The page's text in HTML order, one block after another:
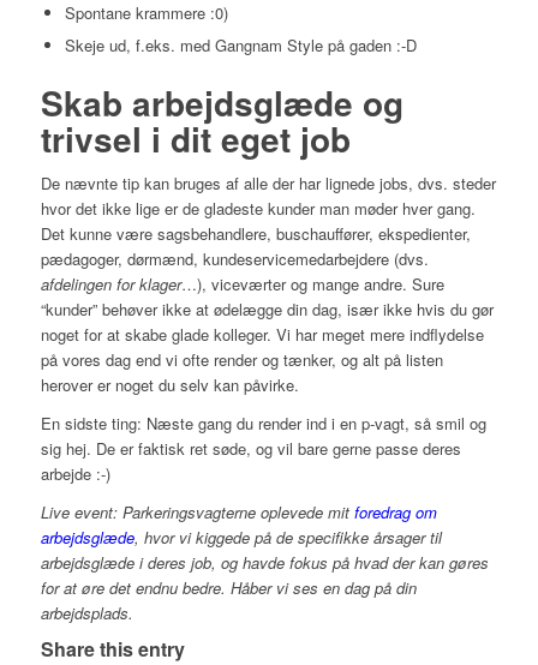
Spontane krammere :0)
Skeje ud, f.eks. med Gangnam Style på gaden :-D
Skab arbejdsglæde og
trivsel i dit eget job
De nævnte tip kan bruges af alle der har lignede jobs, dvs. steder
hvor det ikke lige er de gladeste kunder man møder hver gang.
Det kunne være sagsbehandlere, buschauffører, ekspedienter,
pædagoger, dørmænd, kundeservicemedarbejdere (dvs.
afdelingen for klager…), viceværter og mange andre. Sure
“kunder” behøver ikke at ødelægge din dag, især ikke hvis du gør
noget for at skabe glade kolleger. Vi har meget mere indflydelse
på vores dag end vi ofte render og tænker, og alt på listen
herover er noget du selv kan påvirke.
En sidste ting: Næste gang du render ind i en p-vagt, så smil og
sig hej. De er faktisk ret søde, og vil bare gerne passe deres
arbejde :-)
Live event: Parkeringsvagterne oplevede mit foredrag om
arbejdsglæde, hvor vi kiggede på de specifikke årsager til
arbejdsglæde i deres job, og havde fokus på hvad der kan gøres
for at øre det endnu bedre. Håber vi ses en dag på din
arbejdsplads.
Share this entry